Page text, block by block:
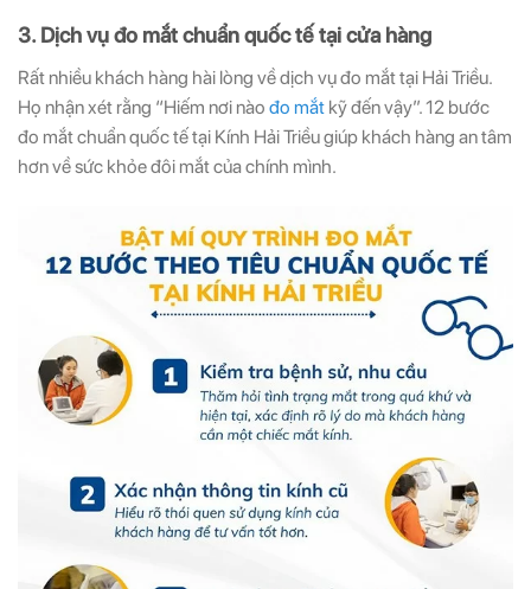
3. Dịch vụ đo mắt chuẩn quốc tế tại cửa hàng
Rất nhiều khách hàng hài lòng về dịch vụ đo mắt tại Hải Triều.
Họ nhận xét rằng “Hiếm nơi nào đo mắt kỹ đến vậy”. 12 bước
đo mắt chuẩn quốc tế tại Kính Hải Triều giúp khách hàng an tâm
hơn về sức khỏe đôi mắt của chính mình.